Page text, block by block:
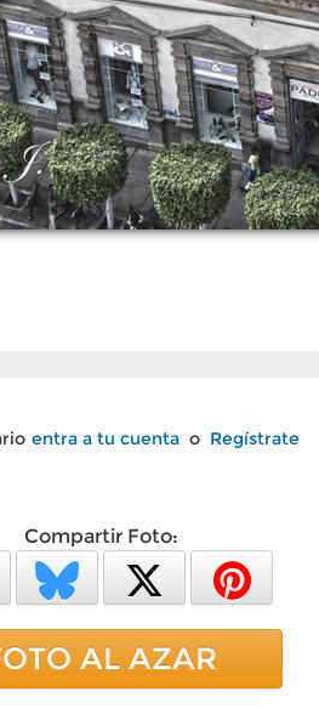
entra a tu cuenta o Regístrate
Compartir Foto:
AL AZAR